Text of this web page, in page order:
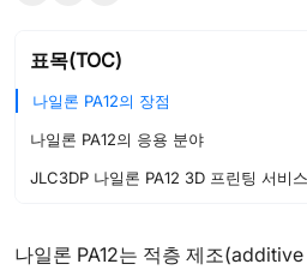
표목(TOC)
나일론 PA12의 장점
나일론 PA12의 응용 분야
JLC3DP 나일론 PA12 3D 프린팅 서비
나일론 PA12는 적층 제조